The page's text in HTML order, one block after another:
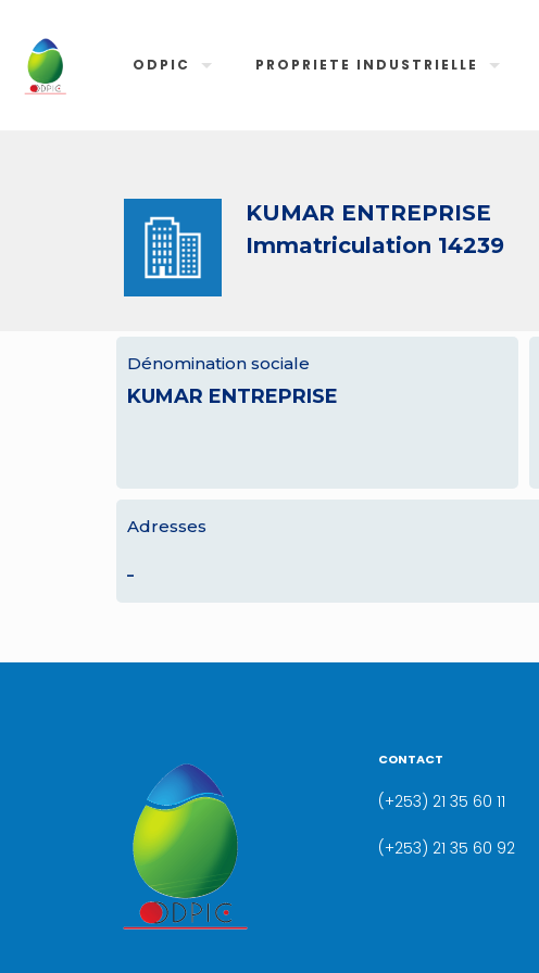
ODPIC PROPRIETE INDUSTRIELLE
KUMAR ENTREPRISE
Immatriculation 14239
Dénomination sociale
KUMAR ENTREPRISE
Adresses
–
CONTACT
(+253) 21 35 60 11
(+253) 21 35 60 92